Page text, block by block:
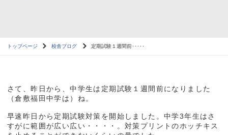
トップページ 校舎ブログ 定期試験１週間前･････
さて、昨日から、中学生は定期試験１週間前になりました
（倉敷福田中学は）ね。
早速昨日から定期試験対策を開始しました。中学3年生はさ
すがに範囲が広い広い・・・・。対策プリントのホッチキス